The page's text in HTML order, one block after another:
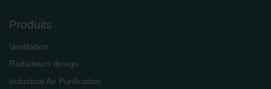
Produits
Ventilation
Radiateurs design
Industrial Air Purification